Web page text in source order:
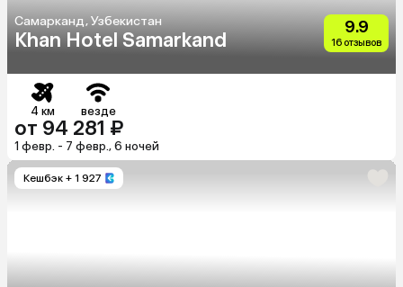
Самарканд, Узбекистан
Khan Hotel Samarkand
9.9
16 отзывов
4 км везде
от 94 281 ₽
1 февр. - 7 февр., 6 ночей
Кешбэк + 1 927